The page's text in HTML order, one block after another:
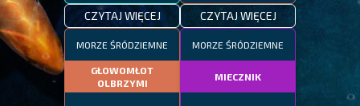
CZYTAJ WIĘCEJ CZYTAJ WIĘCEJ
MORZE ŚRÓDZIEMNE
GŁOWOMŁOT
OLBRZYMI
MORZE ŚRÓDZIEMNE
MIECZNIK